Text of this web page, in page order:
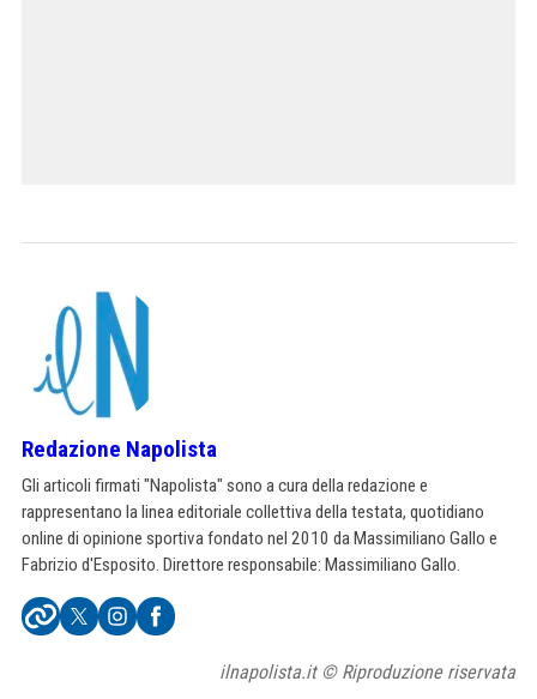
Redazione Napolista
Gli articoli firmati "Napolista" sono a cura della redazione e
rappresentano la linea editoriale collettiva della testata, quotidiano
online di opinione sportiva fondato nel 2010 da Massimiliano Gallo e
Fabrizio d'Esposito. Direttore responsabile: Massimiliano Gallo.
ilnapolista.it © Riproduzione riservata